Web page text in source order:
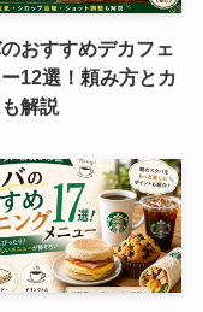
おすすめデカフェ
ー12選！頼み方とカ
解説